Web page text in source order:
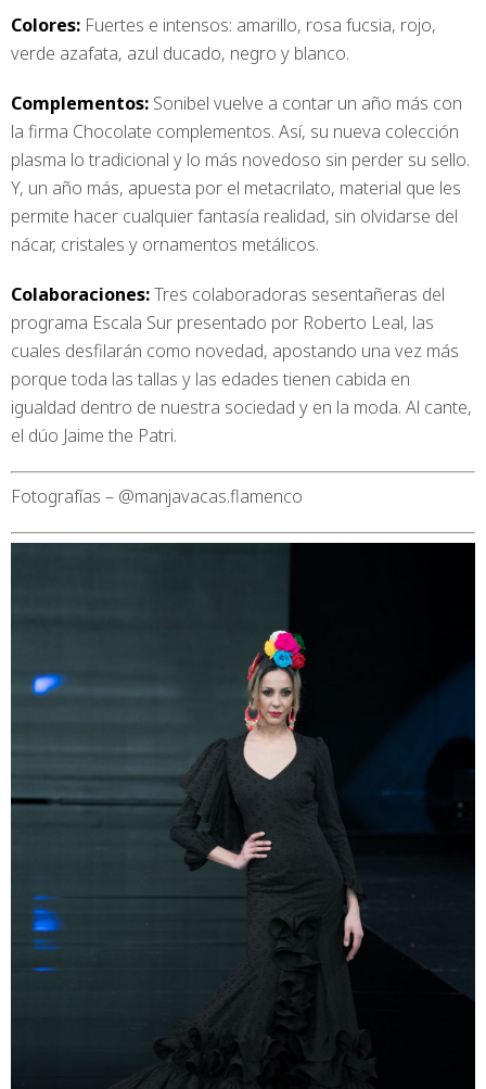
Colores: Fuertes e intensos: amarillo, rosa fucsia, rojo,
verde azafata, azul ducado, negro y blanco.
Complementos: Sonibel vuelve a contar un año más con
la firma Chocolate complementos. Así, su nueva colección
plasma lo tradicional y lo más novedoso sin perder su sello.
Y, un año más, apuesta por el metacrilato, material que les
permite hacer cualquier fantasía realidad, sin olvidarse del
nácar, cristales y ornamentos metálicos.
Colaboraciones:Tres colaboradoras sesentañeras del
programa Escala Sur presentado por Roberto Leal, las
cuales desfilarán como novedad, apostando una vez más
porque toda las tallas y las edades tienen cabida en
igualdad dentro de nuestra sociedad y en la moda. Al cante,
el dúo Jaime the Patri.
Fotografías – @manjavacas.flamenco